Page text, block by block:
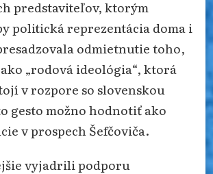
predstaviteľov, ktorým
politická reprezentácia doma i
odmietnutie toho,
„rodová ideológia“, ktorá
v rozpore so slovenskou
gesto možno hodnotiť ako
v prospech Šefčoviča.
vyjadrili podporu